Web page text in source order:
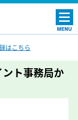
はこちら
ト事務局か